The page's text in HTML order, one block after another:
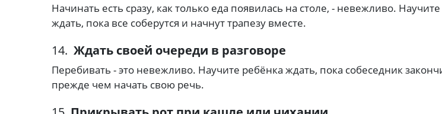
Начинать есть сразу, как только еда появилась на столе, - невежливо.
ждать, пока все соберутся и начнут трапезу вместе.
14. Ждать своей очереди в разговоре
Перебивать - это невежливо. Научите ребёнка ждать, пока собеседник
прежде чем начать свою речь.